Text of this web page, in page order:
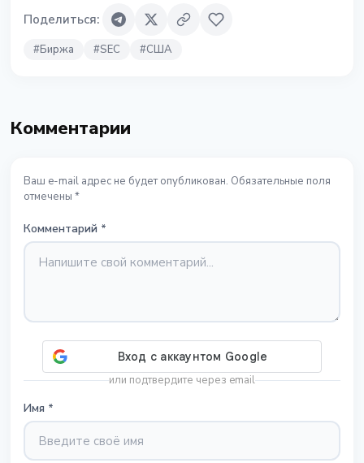
Поделиться:
#Биржа #SEC #США
Комментарии
Ваш e-mail адрес не будет опубликован. Обязательные поля
отмечены *
Комментарий *
или подтвердите через email
Имя *